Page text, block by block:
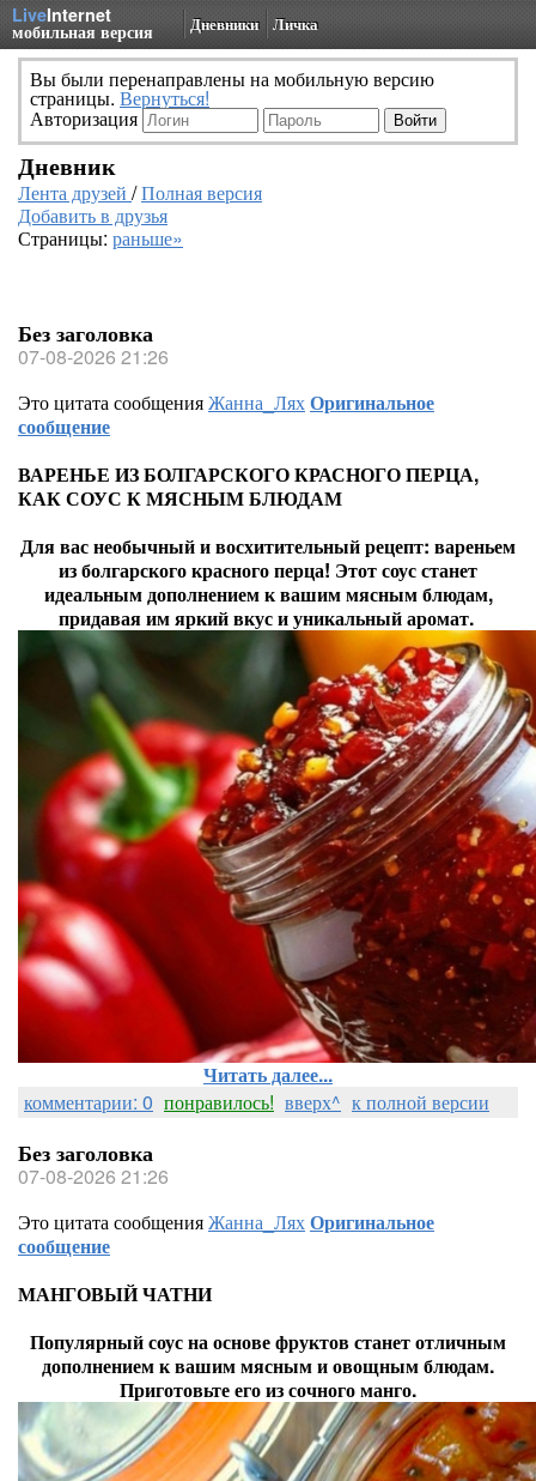
LiveInternet
мобильная версия Дневники Личка
Вы были перенаправлены на мобильную версию
страницы. Вернуться!
Авторизация
Дневник
Лента друзей /Полная версия
Добавить в друзья
Страницы: раньше»
Без заголовка
07-08-2026 21:26
Это цитата сообщенияЖанна_ЛяхОригинальное
сообщение
ВАРЕНЬЕ ИЗ БОЛГАРСКОГО КРАСНОГО ПЕРЦА,
КАК СОУС К МЯСНЫМ БЛЮДАМ
Для вас необычный и восхитительный рецепт: вареньем
из болгарского красного перца! Этот соус станет
идеальным дополнением к вашим мясным блюдам,
придавая им яркий вкус и уникальный аромат.
Читать далее...
комментарии: 0 понравилось! вверх^ к полной версии
Без заголовка
07-08-2026 21:26
Это цитата сообщенияЖанна_ЛяхОригинальное
сообщение
МАНГОВЫЙ ЧАТНИ
Популярный соус на основе фруктов станет отличным
дополнением к вашим мясным и овощным блюдам.
Приготовьте его из сочного манго.